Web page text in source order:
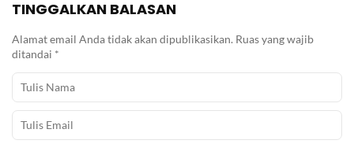
TINGGALKAN BALASAN
Alamat email Anda tidak akan dipublikasikan. Ruas yang wajib
ditandai *